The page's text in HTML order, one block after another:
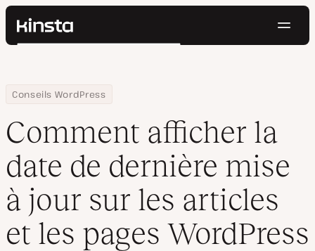
Kinsta®
Prix
Contact
Rechercher
Home
Centre de ressources
Blog
Conseils WordPress
Comment afficher la date de dernière mise à jour sur les
Comment afficher la
date de dernière mise
à jour sur les articles
et les pages WordPress